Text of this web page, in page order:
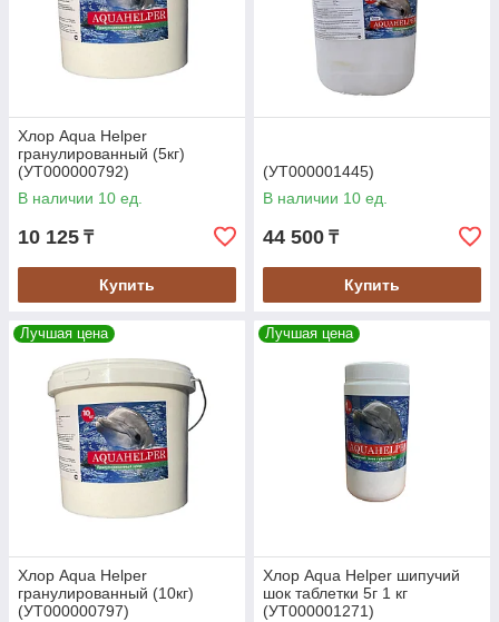
Хлор Aqua Helper
гранулированный (5кг)
(УТ000000792)
В наличии 10 ед.
10 125 ₸
Купить
(УТ000001445)
В наличии 10 ед.
44 500 ₸
Купить
Лучшая цена
Хлор Aqua Helper
гранулированный (10кг)
(УТ000000797)
Лучшая цена
Хлор Aqua Helper шипучий
шок таблетки 5г 1 кг
(УТ000001271)